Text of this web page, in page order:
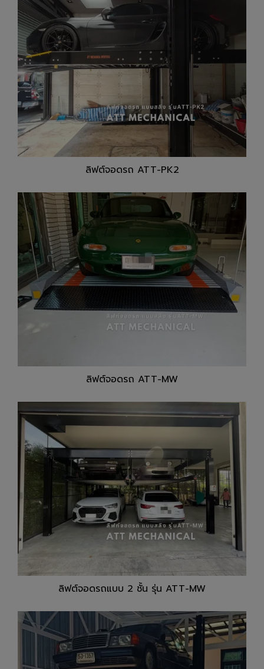
ลิฟต์จอดรถ ATT-PK2
ลิฟต์จอดรถ ATT-MW
ลิฟต์จอดรถแบบ 2 ชั้น รุ่น ATT-MW